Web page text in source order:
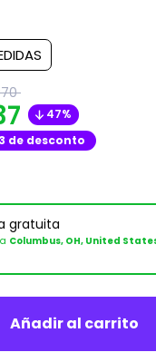
47%
de desconto
gratuita
Columbus, OH, United
Añadir al carrito